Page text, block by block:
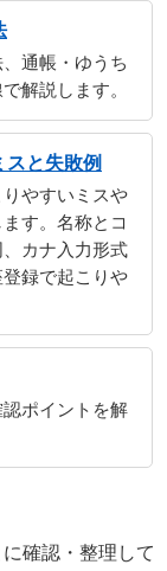
通帳・ゆうち
解説します。
と失敗例
やすいミスや
す。名称とコ
カナ入力形式
録で起こりや
ポイントを解
確認・整理して